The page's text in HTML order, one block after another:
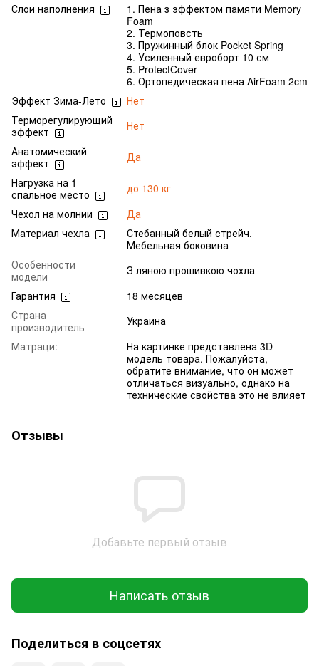
Слои наполнения
1. Пена з эффектом памяти Memory
Foam
2. Термоповсть
3. Пружинный блок Pocket Spring
4. Усиленный евроборт 10 см
5. ProtectCover
6. Ортопедическая пена AirFoam 2cm
Эффект Зима-Лето
Нет
Терморегулирующий
эффект
Нет
Анатомический
эффект
Да
Нагрузка на 1
спальное место
до 130 кг
Чехол на молнии
Да
Материал чехла
Стебанный белый стрейч.
Мебельная боковина
Особенности
модели
З ляною прошивкою чохла
Гарантия
18 месяцев
Страна
производитель
Украина
Матраци:
На картинке представлена 3D
модель товара. Пожалуйста,
обратите внимание, что он может
отличаться визуально, однако на
технические свойства это не влияет
Отзывы
Добавьте первый отзыв
Написать отзыв
Поделиться в соцсетях